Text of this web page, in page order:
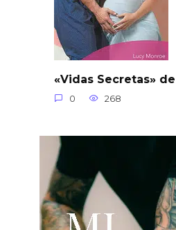
«Vidas Secretas»
0 268